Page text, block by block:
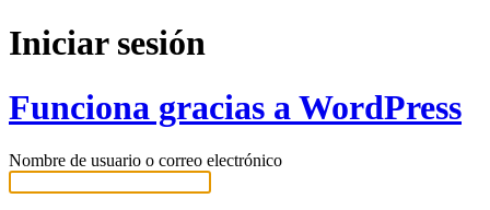
Iniciar sesión
Funciona gracias a WordPress
Nombre de usuario o correo electrónico